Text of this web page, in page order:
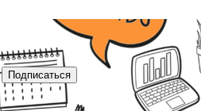
Подписаться